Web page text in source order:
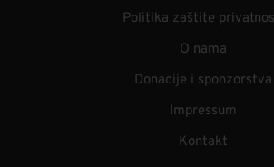
Politika zaštite
O nama
Donacije i sponzorstva
Impressum
Kontakt